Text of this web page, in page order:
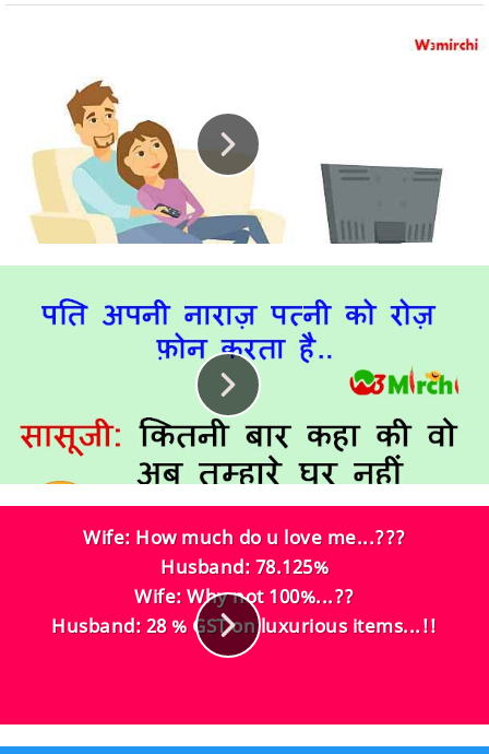
Wife: How much do u love me...???
Husband: 78.125%
Wife: Why not 100%...??
Husband: 28 % GST on luxurious items...!!